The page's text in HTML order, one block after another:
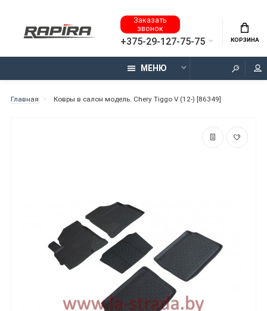
Заказать
звонок
+375-29-127-75-75 КОРЗИНА
МЕНЮ
Главная Ковры в салон модель. Chery Tiggo V (12-) [86349]